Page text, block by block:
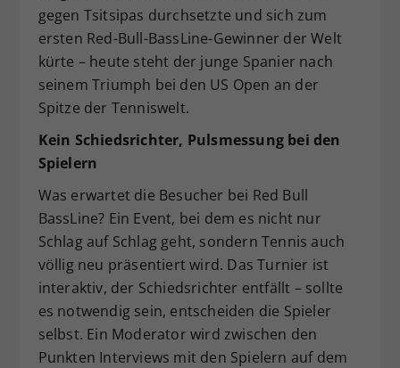
gegen Tsitsipas durchsetzte und sich zum
ersten Red-Bull-BassLine-Gewinner der Welt
kürte – heute steht der junge Spanier nach
seinem Triumph bei den US Open an der
Spitze der Tenniswelt.
Kein Schiedsrichter, Pulsmessung bei den
Spielern
Was erwartet die Besucher bei Red Bull
BassLine? Ein Event, bei dem es nicht nur
Schlag auf Schlag geht, sondern Tennis auch
völlig neu präsentiert wird. Das Turnier ist
interaktiv, der Schiedsrichter entfällt – sollte
es notwendig sein, entscheiden die Spieler
selbst. Ein Moderator wird zwischen den
Punkten Interviews mit den Spielern auf dem